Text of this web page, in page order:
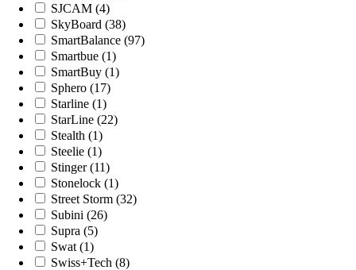
SJCAM (4)
SkyBoard (38)
SmartBalance (97)
Smartbue (1)
SmartBuy (1)
Sphero (17)
Starline (1)
StarLine (22)
Stealth (1)
Steelie (1)
Stinger (11)
Stonelock (1)
Street Storm (32)
Subini (26)
Supra (5)
Swat (1)
Swiss+Tech (8)